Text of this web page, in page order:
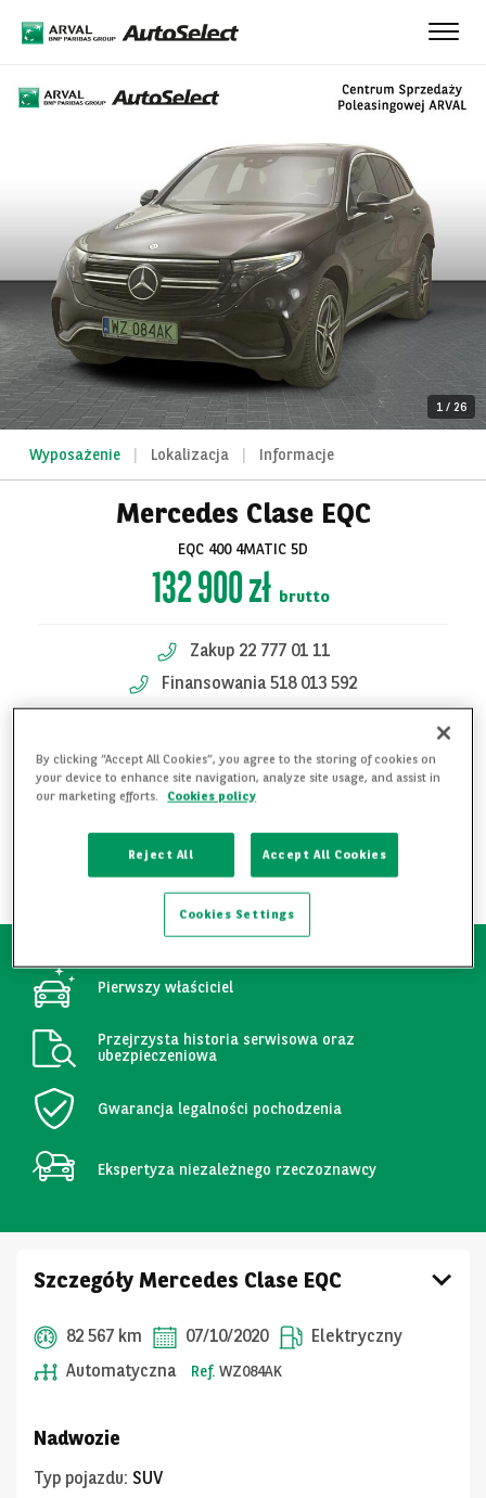
Toggle
1 / 26
Zobacz
wszystkie zdjęcia
Wyposażenie Lokalizacja Informacje
Mercedes Clase EQC
EQC 400 4MATIC 5D
132 900 zł brutto
Zakup 22 777 01 11
Finansowania 518 013 592
Finansowania 518 013 747
KONTAKT W SPRAWIE OFERTY
DODAJ DO ULUBIONYCH
POBIERZ PDF
Pierwszy właściciel
Przejrzysta historia serwisowa oraz
ubezpieczeniowa
Gwarancja legalności pochodzenia
Ekspertyza niezależnego rzeczoznawcy
Szczegóły Mercedes Clase EQC
82 567 km 07/10/2020
Elektryczny
Automatyczna
Ref. WZ084AK
Nadwozie
Typ pojazdu: SUV
By clicking “Accept All Cookies”, you agree to the storing of cookies on
your device to enhance site navigation, analyze site usage, and assist in
our marketing efforts.
Cookies policy
Reject All Accept All Cookies
Cookies Settings